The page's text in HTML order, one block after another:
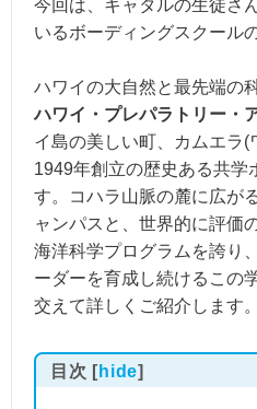
今回は、キャタルの生徒さ
いるボーディングスクール
ハワイの大自然と最先端の
ハワイ・プレパラトリー・
イ島の美しい町、カムエラ(
1949年創立の歴史ある共学
す。コハラ山脈の麓に広が
ャンパスと、世界的に評価
海洋科学プログラムを誇り
ーダーを育成し続けるこの
交えて詳しくご紹介します。
目次 [hide]